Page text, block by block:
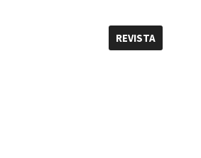
REVISTA